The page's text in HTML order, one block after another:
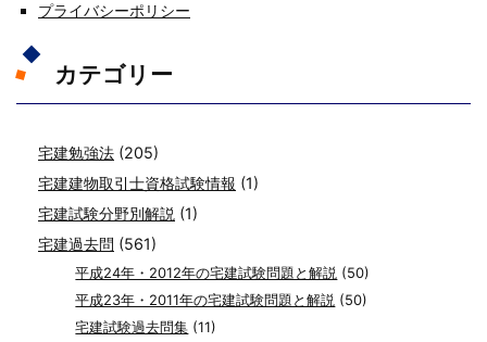
プライバシーポリシー
カテゴリー
宅建勉強法 (205)
宅建建物取引士資格試験情報 (1)
宅建試験分野別解説 (1)
宅建過去問 (561)
平成24年・2012年の宅建試験問題と解説 (50)
平成23年・2011年の宅建試験問題と解説 (50)
宅建試験過去問集 (11)